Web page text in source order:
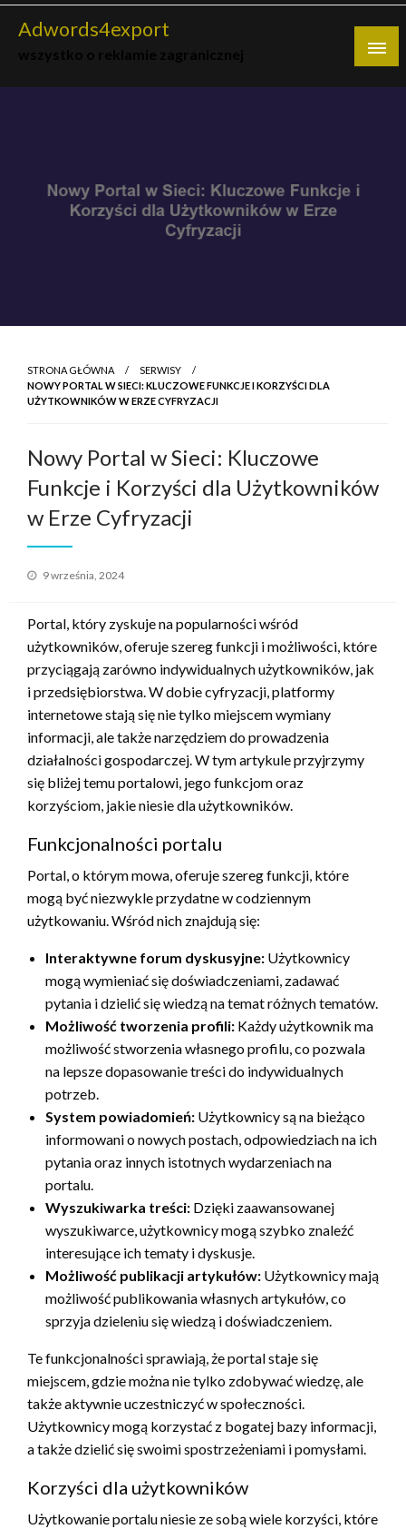
Skip
Adwords4export
STRONA GŁÓWNA
SERWISY
NOWY PORTAL W SIECI: KLUCZOWE FUNKCJE I KORZYŚCI DLA
UŻYTKOWNIKÓW W ERZE CYFRYZACJI
Nowy Portal w Sieci: Kluczowe
Funkcje i Korzyści dla Użytkowników
w Erze Cyfryzacji
Opublikowane
9 września, 2024
Portal, który zyskuje na popularności wśród
użytkowników, oferuje szereg funkcji i możliwości, które
przyciągają zarówno indywidualnych użytkowników, jak
i przedsiębiorstwa. W dobie cyfryzacji, platformy
internetowe stają się nie tylko miejscem wymiany
informacji, ale także narzędziem do prowadzenia
działalności gospodarczej. W tym artykule przyjrzymy
się bliżej temu portalowi, jego funkcjom oraz
korzyściom, jakie niesie dla użytkowników.
Funkcjonalności portalu
Portal, o którym mowa, oferuje szereg funkcji, które
mogą być niezwykle przydatne w codziennym
użytkowaniu. Wśród nich znajdują się:
Interaktywne forum dyskusyjne: Użytkownicy
mogą wymieniać się doświadczeniami, zadawać
pytania i dzielić się wiedzą na temat różnych tematów.
Możliwość tworzenia profili: Każdy użytkownik ma
możliwość stworzenia własnego profilu, co pozwala
na lepsze dopasowanie treści do indywidualnych
potrzeb.
System powiadomień: Użytkownicy są na bieżąco
informowani o nowych postach, odpowiedziach na ich
pytania oraz innych istotnych wydarzeniach na
portalu.
Wyszukiwarka treści: Dzięki zaawansowanej
wyszukiwarce, użytkownicy mogą szybko znaleźć
interesujące ich tematy i dyskusje.
Możliwość publikacji artykułów: Użytkownicy mają
możliwość publikowania własnych artykułów, co
sprzyja dzieleniu się wiedzą i doświadczeniem.
Te funkcjonalności sprawiają, że portal staje się
miejscem, gdzie można nie tylko zdobywać wiedzę, ale
także aktywnie uczestniczyć w społeczności.
Użytkownicy mogą korzystać z bogatej bazy informacji,
a także dzielić się swoimi spostrzeżeniami i pomysłami.
Korzyści dla użytkowników
Użytkowanie portalu niesie ze sobą wiele korzyści, które